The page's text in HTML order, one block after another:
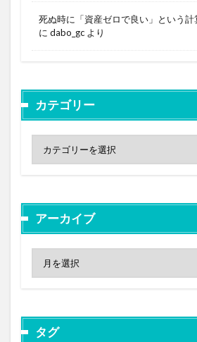
死ぬ時に「資産ゼロで良い」という計
に dabo_gc より
カテゴリー
アーカイブ
タグ